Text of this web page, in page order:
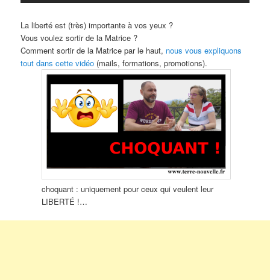
La liberté est (très) importante à vos yeux ?
Vous voulez sortir de la Matrice ?
Comment sortir de la Matrice par le haut, nous vous expliquons
tout dans cette vidéo (mails, formations, promotions).
choquant : uniquement pour ceux qui veulent leur
LIBERTÉ !…